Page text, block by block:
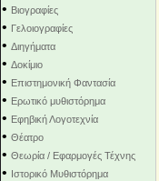
• Βιογραφίες
• Γελοιογραφίες
• Διηγήματα
• Δοκίμιο
• Επιστημονική Φαντασία
• Ερωτικό μυθιστόρημα
• Εφηβική Λογοτεχνία
• Θέατρο
• Θεωρία / Εφαρμογές Τέχνης
• Ιστορικό Μυθιστόρημα